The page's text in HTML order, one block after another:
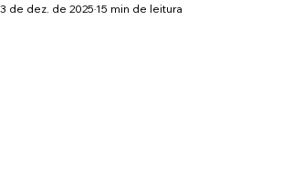
3 de dez. de 2025 15 min de leitura